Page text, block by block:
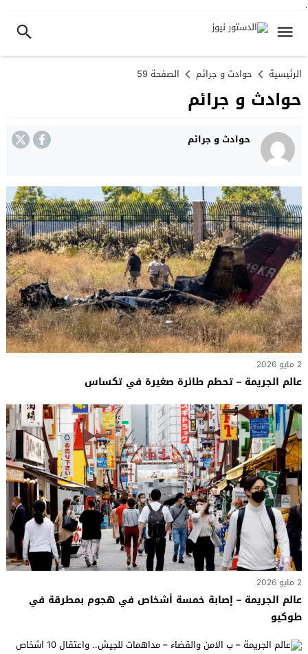
.
الرئيسية حوادث و جرائم الصفحة 59
حوادث و جرائم
حوادث و جرائم
2 مايو 2026
عالم الجريمة – تحطم طائرة صغيرة في تكساس
2 مايو 2026
عالم الجريمة – إصابة خمسة أشخاص في هجوم بمطرقة في
طوكيو